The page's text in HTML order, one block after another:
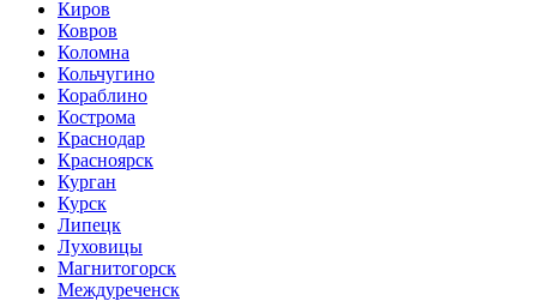
Киров
Ковров
Коломна
Кольчугино
Кораблино
Кострома
Краснодар
Красноярск
Курган
Курск
Липецк
Луховицы
Магнитогорск
Междуреченск